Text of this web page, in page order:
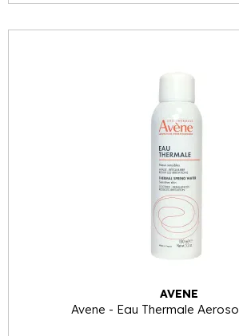
AVENE
Avene - Eau Thermale